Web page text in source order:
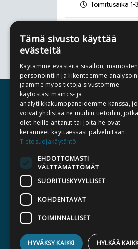
Toimitusaika
Tuoteluettelon loppu
YLEISET
Tämä sivusto käyttää
evästeitä
Käytämme evästeitä sisällön, mainosten
personointiin ja liikenteemme
Jaamme myös tietoja sivustomme
käytöstäsi mainos- ja
analytiikkakumppaneidemme kanssa,
voivat yhdistää ne muihin tietoihin, jotka
olet heille antanut tai joita he ovat
keränneet käyttäessäsi palveluitaan.
Tietosuojakäytäntö
EHDOTTOMASTI
VÄLTTÄMÄTTÖMÄT
SUORITUSKYVYLLISET
KOHDENTAVAT
TOIMINNALLISET
HYVÄKSY KAIKKI HYLKÄÄ